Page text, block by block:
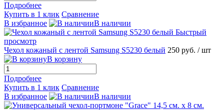
Подробнее
Купить в 1 клик Сравнение
В избранное
В наличии
Быстрый
просмотр
Чехол кожаный с лентой Samsung S5230 белый 250 руб. / шт
В корзину
Подробнее
Купить в 1 клик Сравнение
В избранное
В наличии